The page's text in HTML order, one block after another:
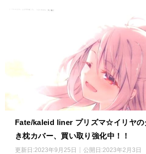
Fate/kaleid liner プリズマ☆イリヤの
き枕カバー、買い取り強化中！！
更新日:2023年9月25日 公開日:2023年2月3日